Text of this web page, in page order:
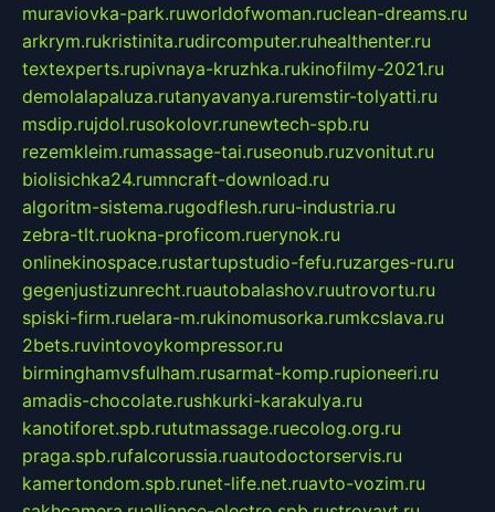
muraviovka-park.ruworldofwoman.ruclean-dreams.ru
arkrym.rukristinita.rudircomputer.ruhealthenter.ru
textexperts.rupivnaya-kruzhka.rukinofilmy-2021.ru
demolalapaluza.rutanyavanya.ruremstir-tolyatti.ru
msdip.rujdol.rusokolovr.runewtech-spb.ru
rezemkleim.rumassage-tai.ruseonub.ruzvonitut.ru
biolisichka24.rumncraft-download.ru
algoritm-sistema.rugodflesh.ruru-industria.ru
zebra-tlt.ruokna-proficom.ruerynok.ru
onlinekinospace.rustartupstudio-fefu.ruzarges-ru.ru
gegenjustizunrecht.ruautobalashov.ruutrovortu.ru
spiski-firm.ruelara-m.rukinomusorka.rumkcslava.ru
2bets.ruvintovoykompressor.ru
birminghamvsfulham.rusarmat-komp.rupioneeri.ru
amadis-chocolate.rushkurki-karakulya.ru
kanotiforet.spb.rututmassage.ruecolog.org.ru
praga.spb.rufalcorussia.ruautodoctorservis.ru
kamertondom.spb.runet-life.net.ruavto-vozim.ru